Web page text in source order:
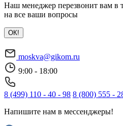
Наш менеджер перезвонит вам в
на все ваши вопросы
ОК!
moskva@gikom.ru
9:00 - 18:00
8 (499) 110 - 40 - 98 8 (800) 555 -
Напишите нам в мессенджеры!